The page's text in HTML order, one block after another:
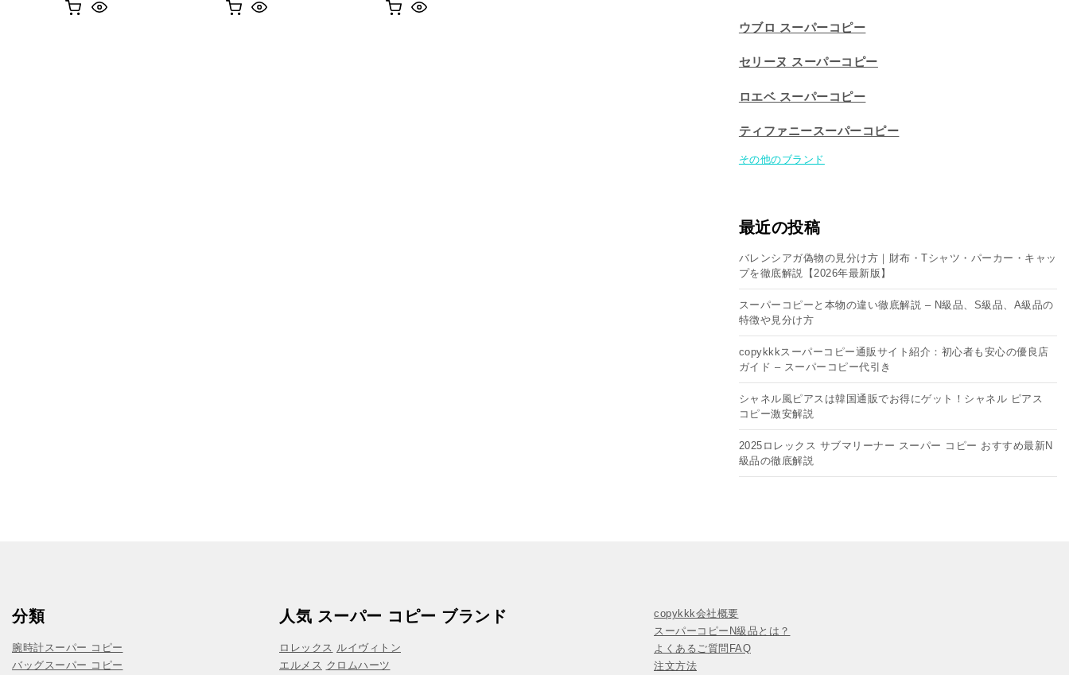
ウブロ スーパーコピー
セリーヌ スーパーコピー​
ロエベ スーパーコピー
ティファニースーパーコピー
その他のブランド
最近の投稿
バレンシアガ偽物の見分け方｜財布・Tシャツ・パーカー・キャッ
プを徹底解説【2026年最新版】
スーパーコピーと本物の違い徹底解説 – N級品、S級品、A級品の
特徴や見分け方
copykkkスーパーコピー通販サイト紹介：初心者も安心の優良店
ガイド – スーパーコピー代引き
シャネル風ピアスは韓国通販でお得にゲット！シャネル ピアス
コピー​激安解説
2025ロレックス サブマリーナー スーパー コピー おすすめ最新N
級品の徹底解説
分類
腕時計スーパー コピー
バッグスーパー コピー
人気 スーパー コピー ブランド
ロレックス ルイヴィトン
エルメス クロムハーツ
copykkk会社概要
スーパーコピーN級品とは？
よくあるご質問FAQ
注文方法